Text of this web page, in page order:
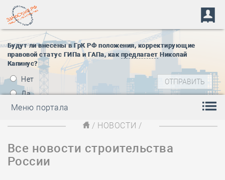
Будут ли внесены в ГрК РФ положения, корректирующие
правовой статус ГИПа и ГАПа, как предлагает Николай
Капинус?
Нет
Да
Меню портала
/ НОВОСТИ /
Все новости строительства
России